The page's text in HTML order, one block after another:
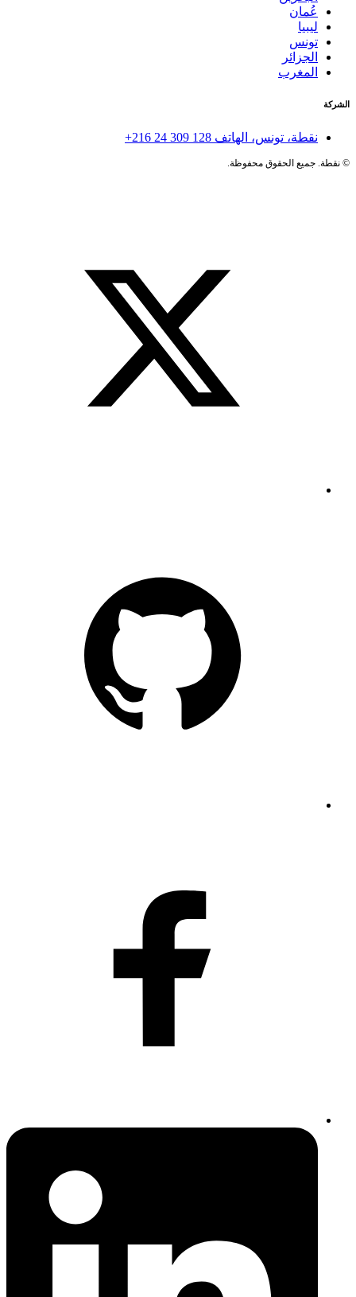
عُمان
ليبيا
تونس
الجزائر
المغرب
الشركة
نقطة، تونس، الهاتف +216 24 309 128
©نقطة. جميع الحقوق محفوظة.